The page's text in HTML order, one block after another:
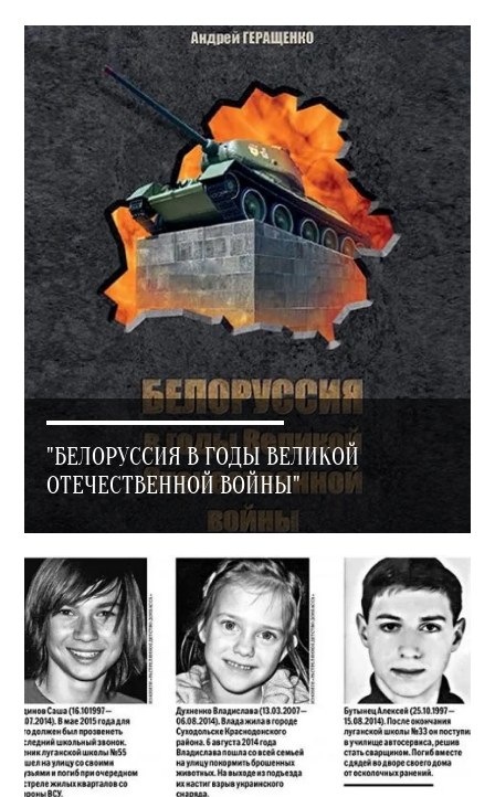
"БЕЛОРУССИЯ В ГОДЫ ВЕЛИКОЙ
ОТЕЧЕСТВЕННОЙ ВОЙНЫ"